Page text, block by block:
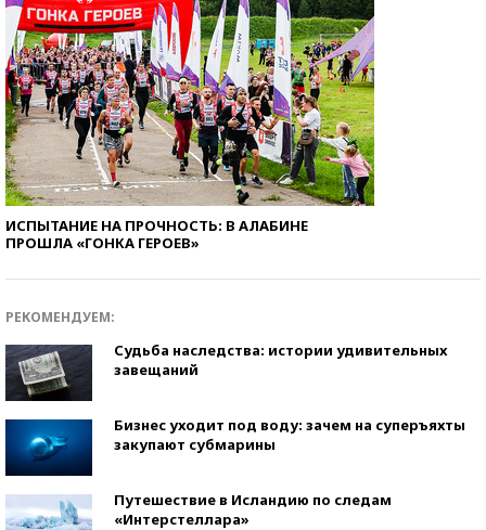
ИСПЫТАНИЕ НА ПРОЧНОСТЬ: В АЛАБИНЕ
ПРОШЛА «ГОНКА ГЕРОЕВ»
РЕКОМЕНДУЕМ:
Судьба наследства: истории удивительных
завещаний
Бизнес уходит под воду: зачем на суперъяхты
закупают субмарины
Путешествие в Исландию по следам
«Интерстеллара»